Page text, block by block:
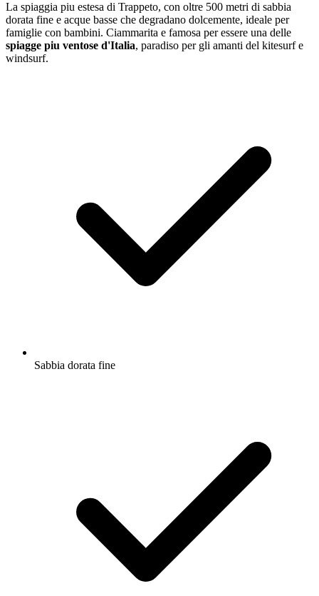
La spiaggia piu estesa di Trappeto, con oltre 500 metri di sabbia
dorata fine e acque basse che degradano dolcemente, ideale per
famiglie con bambini. Ciammarita e famosa per essere una delle
spiagge piu ventose d'Italia, paradiso per gli amanti del kitesurf e
windsurf.
Sabbia dorata fine